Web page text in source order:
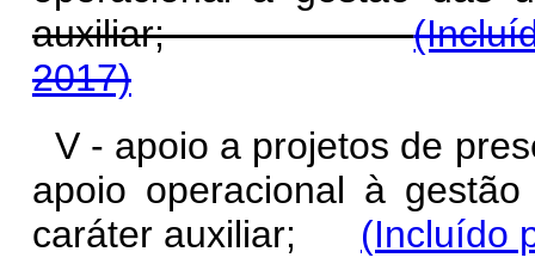
auxiliar;
2017)
V - apoio a projetos de
apoio operacional à
caráter auxiliar; (Incluído